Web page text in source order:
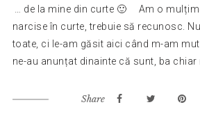
… de la mine din curte 🙂 Am o
narcise în curte, trebuie să recunosc.
toate, ci le-am găsit aici când m-am
ne-au anunțat dinainte că sunt, ba chiar
Share